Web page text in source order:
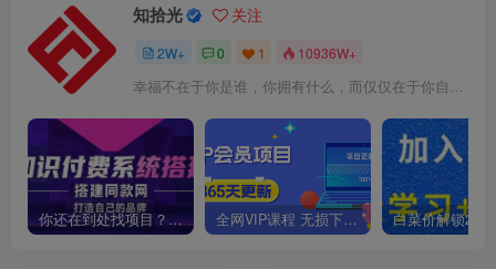
知拾光 关注
2W+ 0 1 10936W+
幸福不在于你是谁，你拥有什么，而仅仅在于你自己怎么看待
你还在到处找项目？还在当韭菜？我靠卖项目一个月收入5万+，曾经我也是个失败者。 全网VIP课程 无损下载~